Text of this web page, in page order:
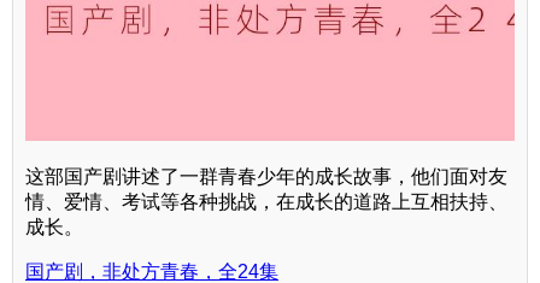
这部国产剧讲述了一群青春少年的成长故事，他们面对友
情、爱情、考试等各种挑战，在成长的道路上互相扶持、
成长。
国产剧，非处方青春，全24集